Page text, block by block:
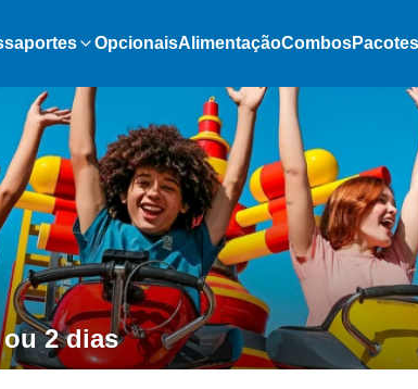
OpcionaisAlimentaçãoCombos
2 dias